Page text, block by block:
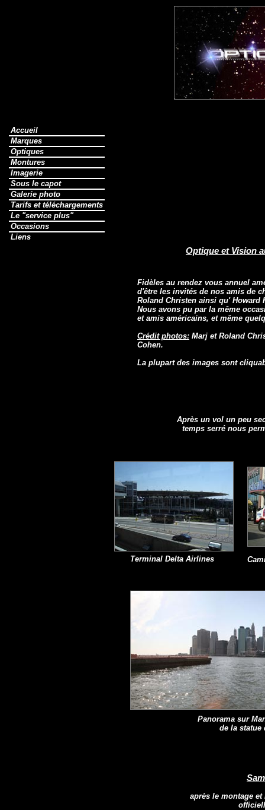
Optique et Vision
Accueil
Marques
Optiques
Montures
Imagerie
Sous le capot
Galerie photo
Tarifs et téléchargements
Le "service plus"
Occasions
Liens
Fidèles au rendez vous annuel
d'être les invités de nos amis de
Roland Christen ainsi qu' Howard
Nous avons pu par la même
et amis américains, et même
Crédit photos: Marj et Roland
Cohen.
La plupart des images sont
Après un vol un peu
temps serré nous
après le montage
Panorama sur
de la statue
Terminal Delta Airlines